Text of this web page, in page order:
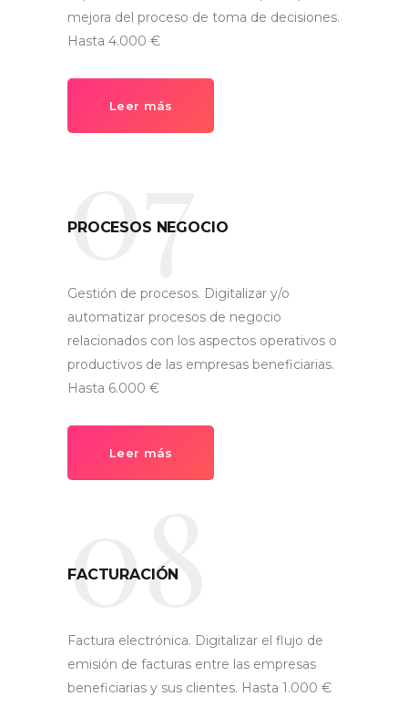
mejora del proceso de toma de decisiones.
Hasta 4.000 €
Leer más
PROCESOS NEGOCIO
07
Gestión de procesos. Digitalizar y/o
automatizar procesos de negocio
relacionados con los aspectos operativos o
productivos de las empresas beneficiarias.
Hasta 6.000 €
Leer más
FACTURACIÓN
08
Factura electrónica. Digitalizar el flujo de
emisión de facturas entre las empresas
beneficiarias y sus clientes. Hasta 1.000 €